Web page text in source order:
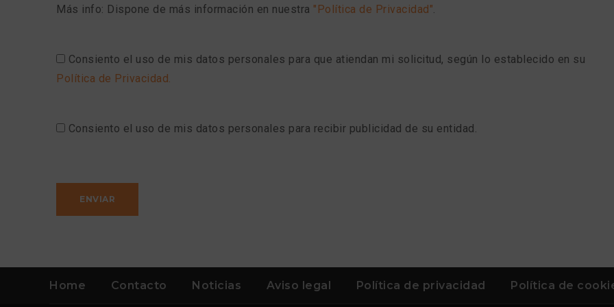
Más info: Dispone de más información en nuestra "Política de Privacidad".
Consiento el uso de mis datos personales para que atiendan mi solicitud, según lo establecido en su
Política de Privacidad.
Consiento el uso de mis datos personales para recibir publicidad de su entidad.
Home Contacto Noticias Aviso legal Política de privacidad Política de